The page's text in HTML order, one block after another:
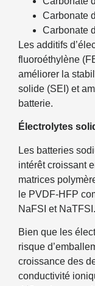
Carbonate
Carbonate
Les additifs
fluoroéthylène
améliorer la
solide (SEI) et
batterie.
Électrolytes
Les batteries
intérêt croissant
matrices
le PVDF-HFP
NaFSI et NaTFSI.
Bien que les
risque
croissance des
conductivité